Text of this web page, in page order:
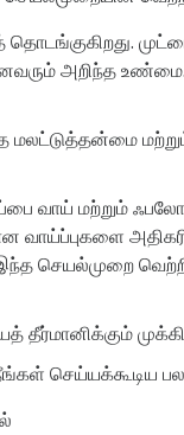
தொடங்குகிறது.
அறிந்த உண்மை.
மலட்டுத்தன்மை
வாய் மற்றும்
வாய்ப்புகளை
இந்த செயல்முறை
தீர்மானிக்கும்